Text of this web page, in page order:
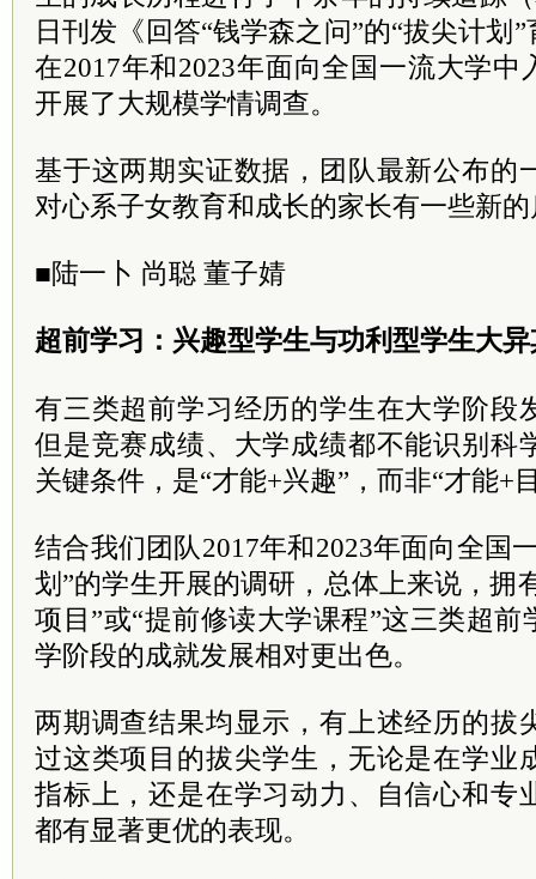
日刊发《回答“钱学森之问”的“拔尖计划
在2017年和2023年面向全国一流大学中
开展了大规模学情调查。
基于这两期实证数据，团队最新公布的
对心系子女教育和成长的家长有一些新
■陆一卜 尚聪 董子婧
超前学习：兴趣型学生与功利型学生大
有三类超前学习经历的学生在大学阶段
但是竞赛成绩、大学成绩都不能识别科
关键条件，是“才能+兴趣”，而非“才能+
结合我们团队2017年和2023年面向全国
划”的学生开展的调研，总体上来说，拥
项目”或“提前修读大学课程”这三类超
学阶段的成就发展相对更出色。
两期调查结果均显示，有上述经历的拔
过这类项目的拔尖学生，无论是在学业
指标上，还是在学习动力、自信心和专
都有显著更优的表现。